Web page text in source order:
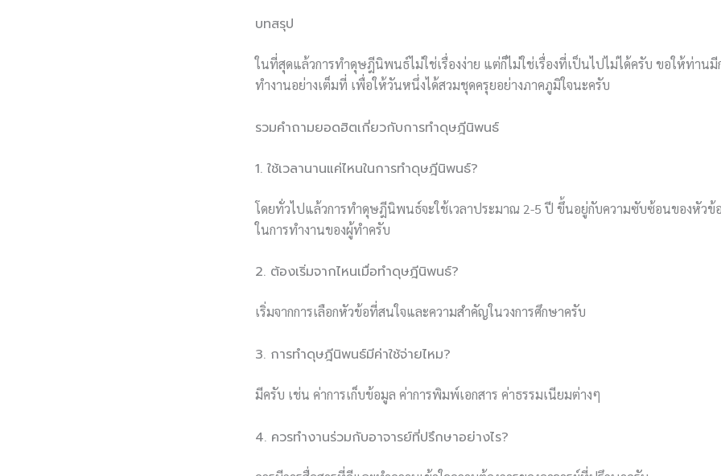
บทสรุป
ในที่สุดแล้วการทำดุษฎีนิพนธ์ไม่ใช่เรื่องง่าย แต่ก็ไม่ใช่เรื่องที่เป็นไปไม่ได้ครับ ขอให้ท่านมี
ทำงานอย่างเต็มที่ เพื่อให้วันหนึ่งได้สวมชุดครุยอย่างภาคภูมิใจนะครับ
รวมคำถามยอดฮิตเกี่ยวกับการทำดุษฎีนิพนธ์
1. ใช้เวลานานแค่ไหนในการทำดุษฎีนิพนธ์?
โดยทั่วไปแล้วการทำดุษฎีนิพนธ์จะใช้เวลาประมาณ 2-5 ปี ขึ้นอยู่กับความซับซ้อนของหัวข้
ในการทำงานของผู้ทำครับ
2. ต้องเริ่มจากไหนเมื่อทำดุษฎีนิพนธ์?
เริ่มจากการเลือกหัวข้อที่สนใจและความสำคัญในวงการศึกษาครับ
3. การทำดุษฎีนิพนธ์มีค่าใช้จ่ายไหม?
มีครับ เช่น ค่าการเก็บข้อมูล ค่าการพิมพ์เอกสาร ค่าธรรมเนียมต่างๆ
4. ควรทำงานร่วมกับอาจารย์ที่ปรึกษาอย่างไร?